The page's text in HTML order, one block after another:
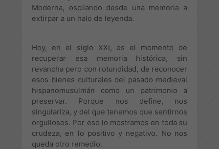
Moderna, oscilando desde una memoria a
extirpar a un halo de leyenda.
Hoy, en el siglo XXI, es el momento de
recuperar esa memoria histórica, sin
revancha pero con rotundidad, de reconocer
esos bienes culturales del pasado medieval
hispanomusulmán como un patrimonio a
preservar. Porque nos define, nos
singulariza, y del que tenemos que sentirnos
orgullosos. Por eso lo mostramos en toda su
crudeza, en lo positivo y negativo. No nos
queda otro remedio.